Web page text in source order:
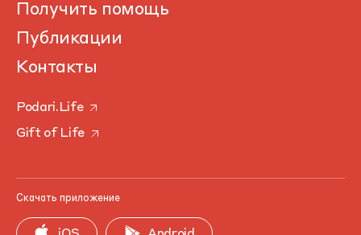
Получить помощь
Публикации
Контакты
Podari.Life
Gift of Life
Скачать приложение